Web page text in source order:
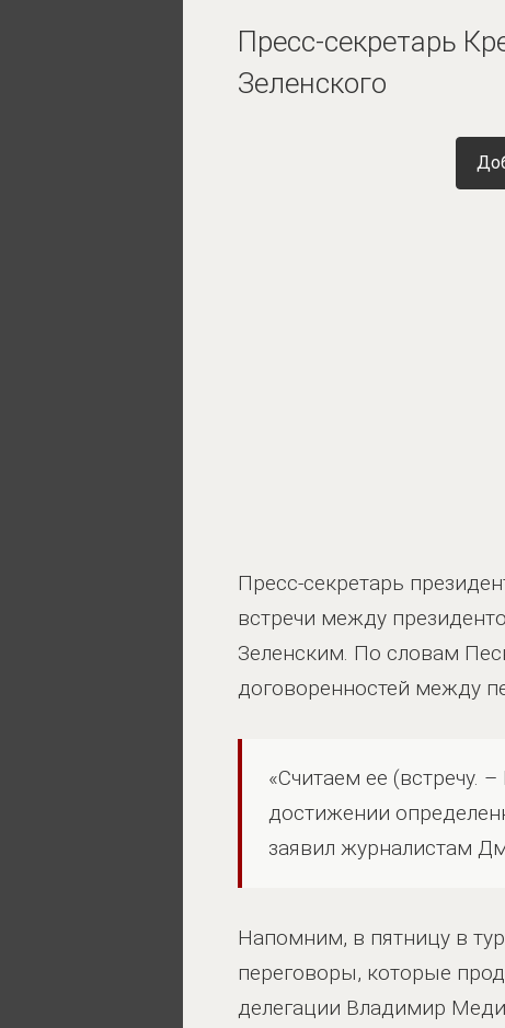
Пресс-секретарь
Зеленского
Пресс-секретарь
встречи между
Зеленским. По словам
договоренностей между
«Считаем ее (встречу.
достижении
заявил журналистам
Напомним, в пятницу в
переговоры, которые
делегации Владимир